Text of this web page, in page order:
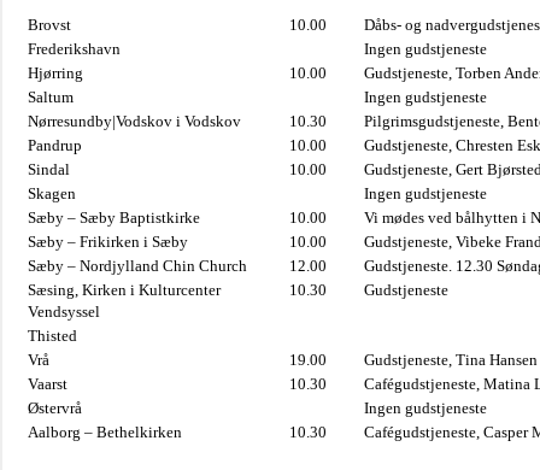
Brovst 10.00
Dåbs- og
Frederikshavn
Ingen gudstjeneste
Hjørring
10.00
Gudstjeneste, Torben
Saltum
Ingen gudstjeneste
Nørresundby|Vodskov i Vodskov
10.30
Pilgrimsgudstjeneste,
Pandrup
10.00
Gudstjeneste, Chresten
Sindal
10.00
Gudstjeneste, Gert
Skagen
Ingen gudstjeneste
Sæby – Sæby Baptistkirke
10.00
Vi mødes ved bålhytten i
Sæby – Frikirken i Sæby
10.00
Gudstjeneste, Vibeke
Sæby – Nordjylland Chin Church
12.00
Gudstjeneste. 12.30
Sæsing, Kirken i Kulturcenter
Vendsyssel
10.30 Gudstjeneste
Thisted
Vrå
19.00
Gudstjeneste, Tina Hansen
Vaarst
10.30
Cafégudstjeneste, Matina
Østervrå
Ingen gudstjeneste
Aalborg – Bethelkirken
10.30 Cafégudstjeneste, Casper